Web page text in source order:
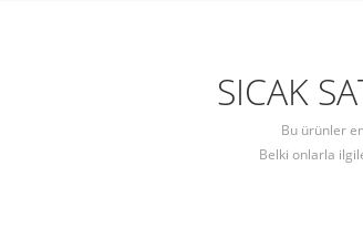
SICAK
Bu ürünler
Belki onlarla